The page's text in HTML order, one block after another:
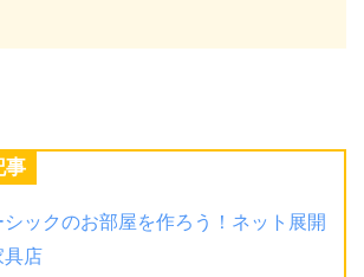
事
シックのお部屋を作ろう！ネット展開
具店